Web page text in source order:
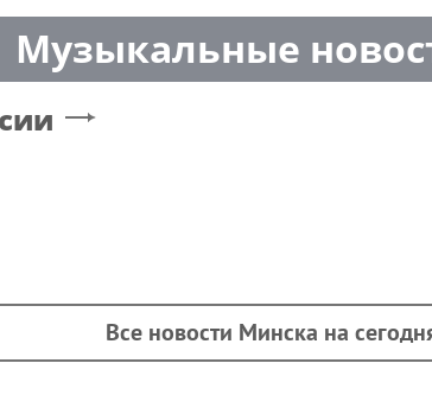
Музыкальные
Все новости Минска на